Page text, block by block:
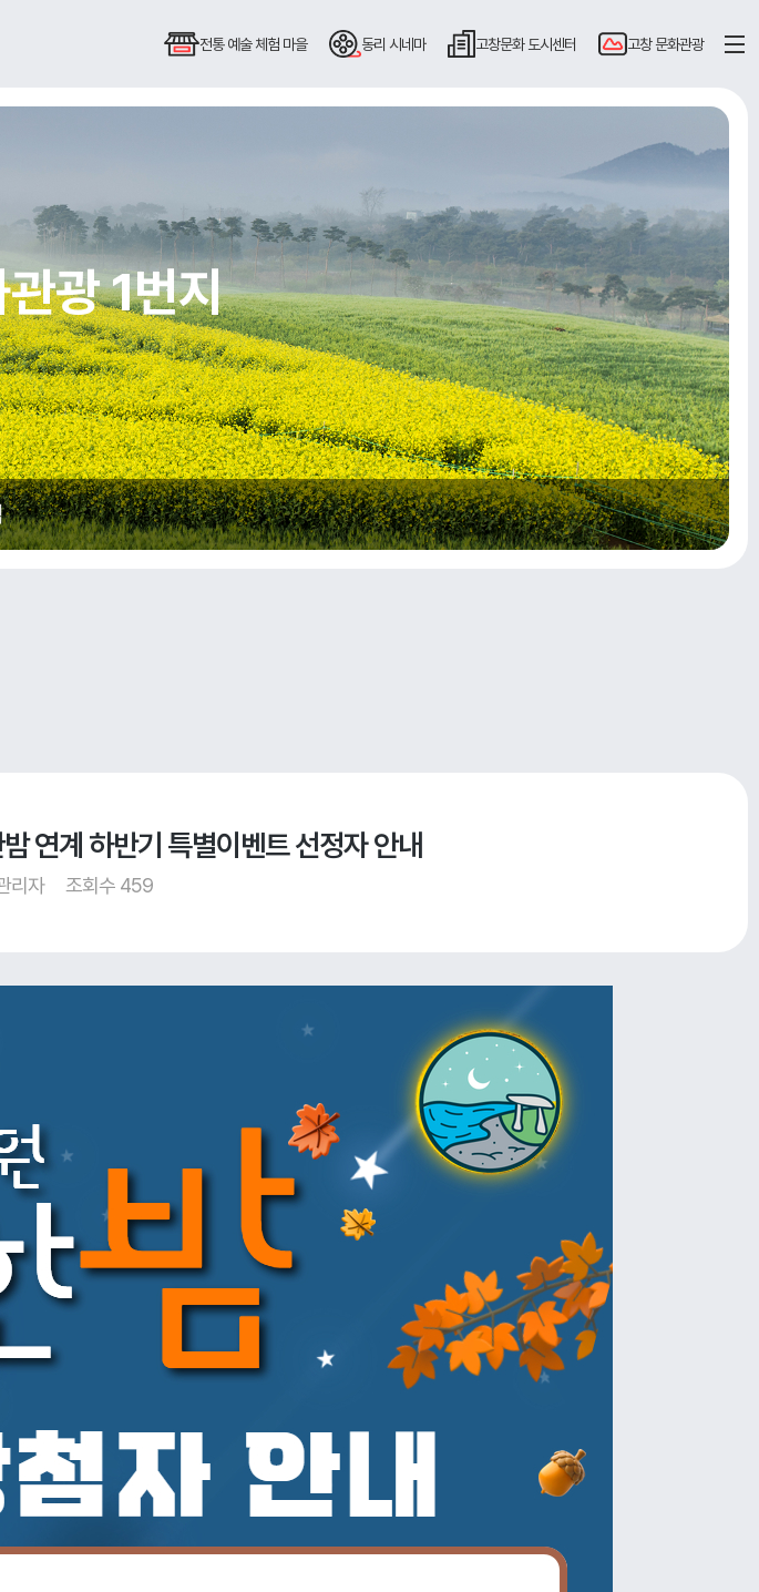
전통 예술체험 마을 동리 시네마 고창문화도시센터 고창문화관광
광 1번지
연계 하반기 특별이벤트 선정자 안내
리자 조회수 459